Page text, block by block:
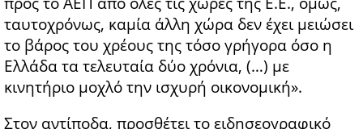
ταυτοχρόνως, καμία άλλη χώρα δεν έχει μειώσει
το βάρος του χρέους της τόσο γρήγορα όσο η
Ελλάδα τα τελευταία δύο χρόνια, (…) με
κινητήριο μοχλό την ισχυρή οικονομική».
Στον αντίποδα, προσθέτει το ειδησεογραφικό